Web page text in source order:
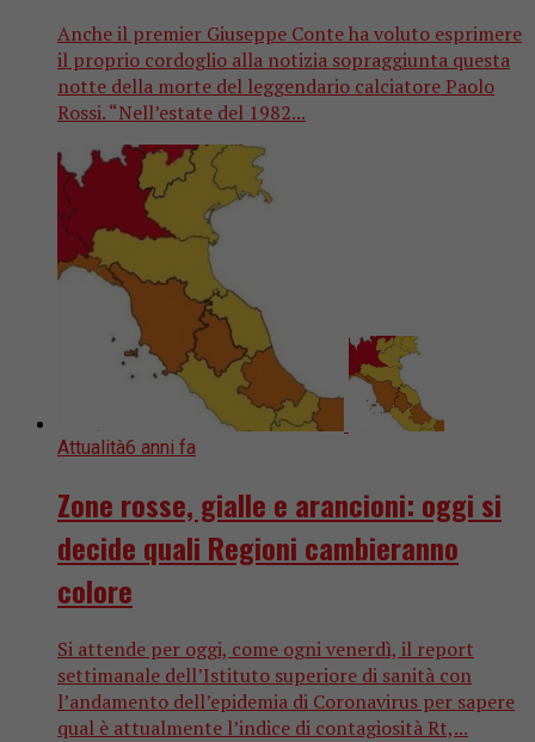
Anche il premier Giuseppe Conte ha voluto esprimere
il proprio cordoglio alla notizia sopraggiunta questa
notte della morte del leggendario calciatore Paolo
Rossi. “Nell’estate del 1982...
Attualità6 anni fa
Zone rosse, gialle e arancioni: oggi si
decide quali Regioni cambieranno
colore
Si attende per oggi, come ogni venerdì, il report
settimanale dell’Istituto superiore di sanità con
l’andamento dell’epidemia di Coronavirus per sapere
qual è attualmente l’indice di contagiosità Rt,...